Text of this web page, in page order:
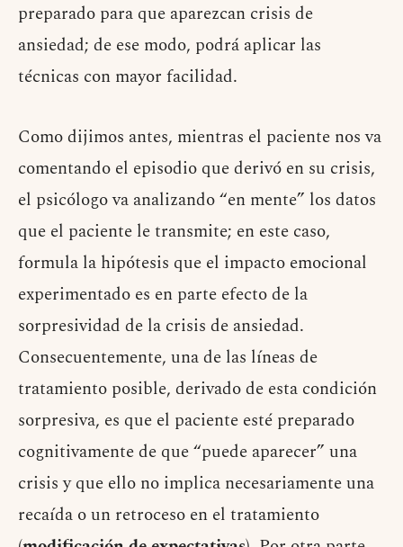
preparado para que aparezcan crisis de
ansiedad; de ese modo, podrá aplicar las
técnicas con mayor facilidad.
Como dijimos antes, mientras el paciente nos va
comentando el episodio que derivó en su crisis,
el psicólogo va analizando “en mente” los datos
que el paciente le transmite; en este caso,
formula la hipótesis que el impacto emocional
experimentado es en parte efecto de la
sorpresividad de la crisis de ansiedad.
Consecuentemente, una de las líneas de
tratamiento posible, derivado de esta condición
sorpresiva, es que el paciente esté preparado
cognitivamente de que “puede aparecer” una
crisis y que ello no implica necesariamente una
recaída o un retroceso en el tratamiento